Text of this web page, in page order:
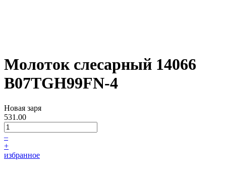
Молоток слесарный 14066
B07TGH99FN-4
Новая заря
531.00
–
+
избранное